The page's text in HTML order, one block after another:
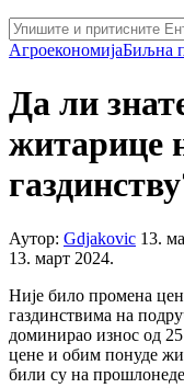
АгроекономијаБиљна
Да ли
житарице
Аутор: Gdjakovic 13.
13. март 2024.
Није било промена
газдинствима на
доминирао износ од
цене и обим понуде
били су на